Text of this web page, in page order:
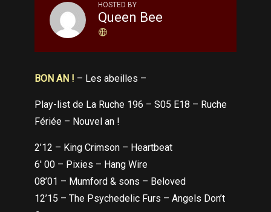
HOSTED BY
Queen Bee
BON AN ! – Les abeilles –
Play-list de La Ruche 196 – S05 E18 – Ruche
Fériée – Nouvel an !
2’12 – King Crimson – Heartbeat
6′ 00 – Pixies – Hang Wire
08’01 – Mumford & sons – Beloved
12’15 – The Psychedelic Furs – Angels Don’t